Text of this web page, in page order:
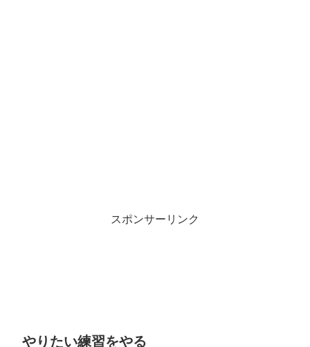
スポンサーリンク
やりたい練習をやる